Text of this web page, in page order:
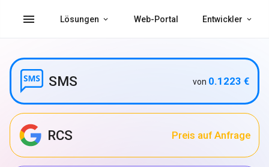
menu Lösungen Web-Portal Entwickler
SMS von 0.1223 €
RCS Preis auf Anfrage